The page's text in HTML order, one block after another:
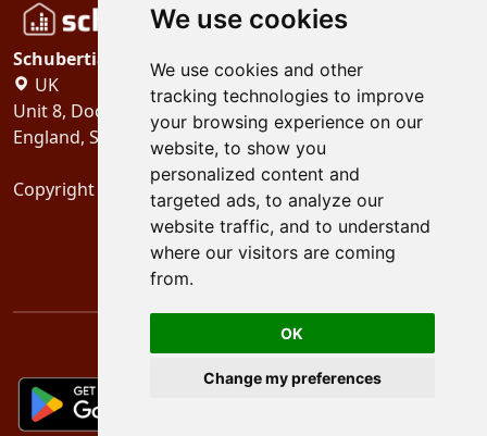
We use cookies
We use cookies and other
tracking technologies to improve
your browsing experience on our
website, to show you
personalized content and
targeted ads, to analyze our
website traffic, and to understand
where our visitors are coming
from.
OK
Change my preferences
Schubertiades, Ltd.
UK
Unit 8, Dock Offices, Surrey Quays Road, London
England, SE16 2XU
Copyright 2024 Schubertiades, Ltd.